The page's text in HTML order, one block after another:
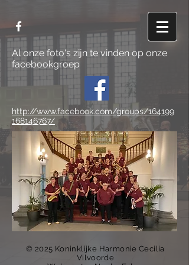
Al onze foto's zijn te vinden op onze
facebookgroep
http://www.facebook.com/groups/164199
168146767/
© 2025 Koninklijke Harmonie Cecilia
Vilvoorde